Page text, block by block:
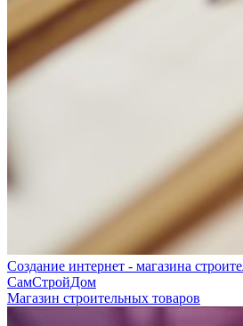
Создание интернет - магазина
СамСтройДом
Магазин строительных товаров